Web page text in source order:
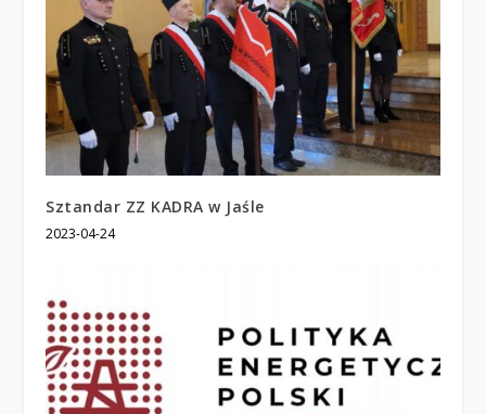
Sztandar ZZ KADRA w Jaśle
2023-04-24